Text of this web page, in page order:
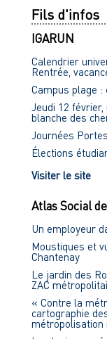
Fils d'infos
IGARUN
Calendrier
Rentrée,
Campus plage :
Jeudi 12
blanche des
Journées
Élections
Visiter le site
Atlas Social
Un employeur
Moustiques et
Chantenay
Le jardin des
ZAC
« Contre la
cartographie
métropolisation